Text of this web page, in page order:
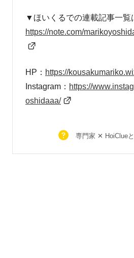
▼ほいくるでの連載記事一覧
https://note.com/
HP： https://kousakumariko.
Instagram： https://
oshidaaa/
専門家 ✕ HoiClue